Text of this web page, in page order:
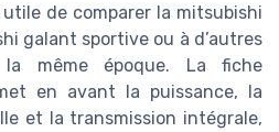
de comparer la mitsubishi
galant sportive ou à d’autres
même époque. La fiche
en avant la puissance, la
et la transmission intégrale,